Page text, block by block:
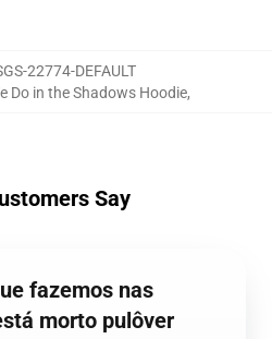
22774-DEFAULT
Do in the Shadows Hoodie,
Say
fazemos nas
morto pulôver